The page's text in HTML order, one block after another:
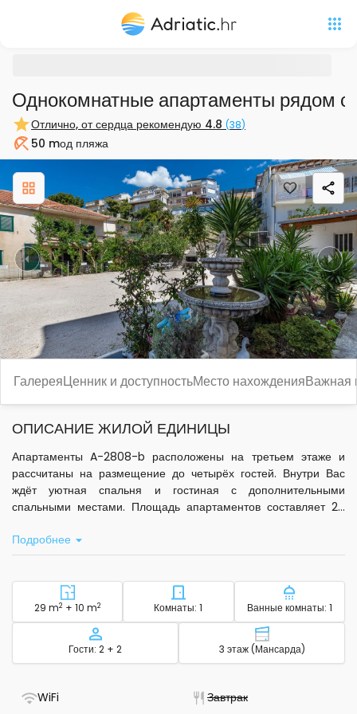
Однокомнатные апартаменты
Отлично, от сердца рекомендую 4.8 (38)
Пляж50 mод пляжа
Previous Next
ГалереяЦенник и доступностьМесто нахожденияВажная
ОПИСАНИЕ ЖИЛОЙ ЕДИНИЦЫ
Апартаменты A-2808-b расположены на третьем этаже и
рассчитаны на размещение до четырёх гостей. Внутри Вас
ждёт уютная спальня и гостиная с дополнительными
спальными местами. Площадь апартаментов составляет 29
создаёт приятную атмосферу для отдыха.
стандартный Wi-Fi, спутниковое телевидение, собственная
кухня с базовым набором посуды, микроволновой печью,
электрическим чайником и кофемашиной. Для Вашего
удобства предоставляются постельное бельё, туалетные
принадлежности, полотенца, фен, утюг, детская кроватка и
для отдыха на свежем воздухе и стационарный гриль.
Бесплатная частная парковка доступна для гостей.
Подробнее
Район - размещение
29 m2 + 10 m2 Количество спален -
Комнаты: 1 Ванные комнаты: 1
Вместимость
Гости: 2 + 2 Этаж -
3 этаж (Мансарда)
WiFi Завтрак- Не доступно